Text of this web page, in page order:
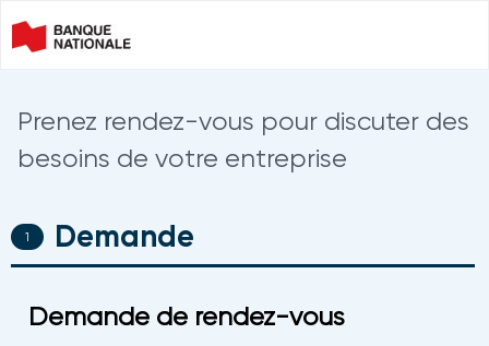
Prenez rendez-vous pour discuter des
besoins de votre entreprise
Demande
COMPLETE
Demande de rendez-vous